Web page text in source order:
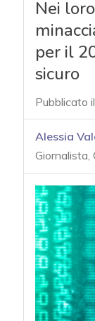
Nei
per il
sicuro
Pubblicato
Alessia